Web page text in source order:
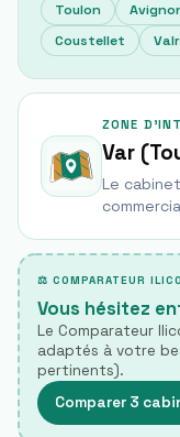
Toulon
Coustellet
ZONE
Var
Le
⚖ COMPARATEUR
Vous hésitez
Le Comparateur
adaptés à votre
pertinents).
Comparer 3